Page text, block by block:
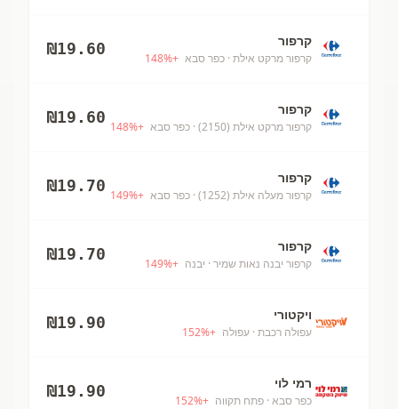
קרפור
קרפור מרקט אילת · כפר סבא +
148%
₪19.60
קרפור
קרפור מרקט אילת (2150) · כפר סבא +
148%
₪19.60
קרפור
קרפור מעלה אילת (1252) · כפר סבא +
149%
₪19.70
קרפור
קרפור יבנה נאות שמיר · יבנה +
149%
₪19.70
ויקטורי
עפולה רכבת · עפולה +
152%
₪19.90
רמי לוי
כפר סבא · פתח תקווה +
152%
₪19.90